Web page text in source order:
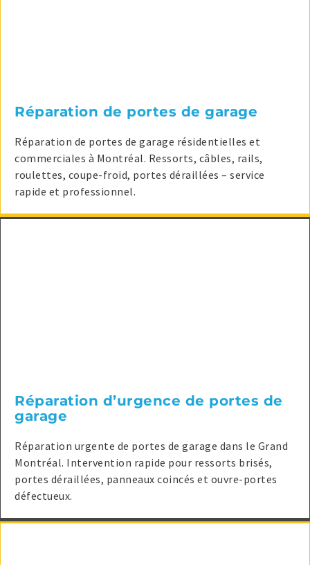
Réparation de portes de garage
Réparation de portes de garage résidentielles et
commerciales à Montréal. Ressorts, câbles, rails,
roulettes, coupe-froid, portes déraillées – service
rapide et professionnel.
Réparation d’urgence de portes de
garage
Réparation urgente de portes de garage dans le Grand
Montréal. Intervention rapide pour ressorts brisés,
portes déraillées, panneaux coincés et ouvre-portes
défectueux.